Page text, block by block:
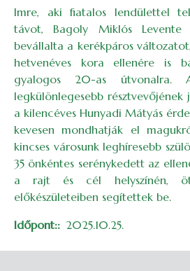
Imre, aki fiatalos lendülettel
távot, Bagoly Miklós Levente
bevállalta a kerékpáros
hetvenéves kora ellenére is
gyalogos 20-as útvonalra.
legkülönlegesebb
a kilencéves Hunyadi Mátyás
kevesen mondhatják el
kincses városunk leghíresebb
35 önkéntes serénykedett az
a rajt és cél helyszínén,
előkészületeiben segítettek be.
Időpont:
2025.10.25.